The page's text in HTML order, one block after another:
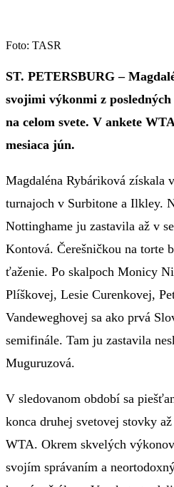
Foto: TASR
ST. PETERSBURG –
svojimi výkonmi z
na celom svete. V ankete
mesiaca jún.
Magdaléna Rybáriková
turnajoch v Surbitone a Ilkley.
Nottinghame ju zastavila až v
Kontová. Čerešničkou na torte
ťaženie. Po skalpoch Monicy
Plíškovej, Lesie Curenkovej,
Vandeweghovej sa ako prvá
semifinále. Tam ju zastavila
Muguruzová.
V sledovanom období sa
konca druhej svetovej stovky
WTA. Okrem skvelých
svojím správaním a